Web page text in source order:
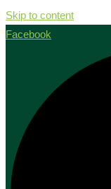
Skip to content
Facebook